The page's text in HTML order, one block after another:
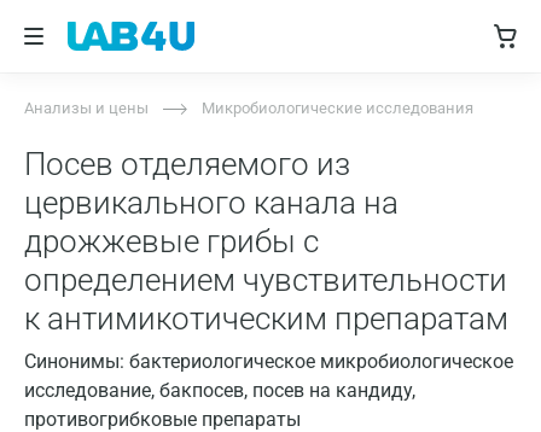
Анализы и цены Микробиологические исследования
Посев отделяемого из
цервикального канала на
дрожжевые грибы с
определением чувствительности
к антимикотическим препаратам
Синонимы: бактериологическое микробиологическое
исследование, бакпосев, посев на кандиду,
противогрибковые препараты